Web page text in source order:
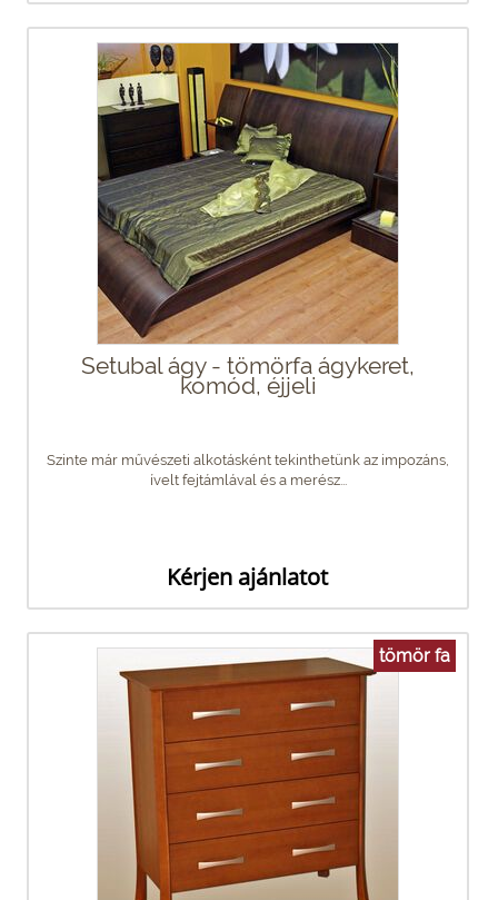
Setubal ágy - tömörfa ágykeret,
komód, éjjeli
Szinte már művészeti alkotásként tekinthetünk az impozáns,
ívelt fejtámlával és a merész...
Kérjen ajánlatot
tömör fa